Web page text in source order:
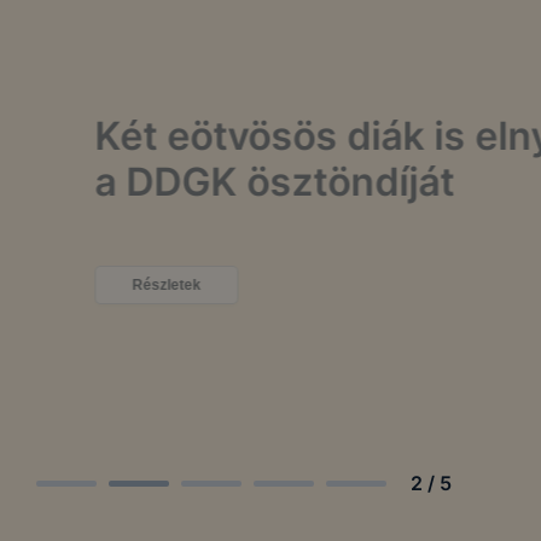
Két eötvösös diák is
a DDGK ösztöndíját
Részletek
2 / 5